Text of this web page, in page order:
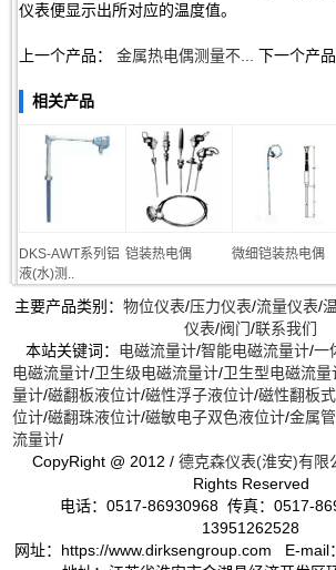
仪表便显示出所对应的温度值。
上一个产品： 金属热电偶测量不... 下一个产品
相关产品
DKS-AWT系列铝
液(水)测..
铠装热电偶 微细铠装热电偶
主要产品类别： 物位仪表/压力仪表/流量仪表/
仪表/阀门/联系我们
本站关键词： 电磁流量计/智能电磁流量计/一
电磁流量计/卫生级电磁流量计/卫生型电磁流量
量计/磁翻板液位计/磁性浮子液位计/磁性翻板
位计/磁翻珠液位计/磁敏电子双色液位计/金属
流量计/
CopyRight @ 2012 / 德克森仪表(淮安)有限
Rights Reserved
电话：0517-86930968 传真：0517-
13951262528
网址：https://www.dirksengroup.com E-mail